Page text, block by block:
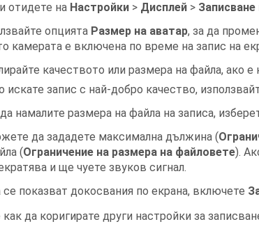
отидете на Настройки> Дисплей> Записване
опцията Размер на аватар, за да
камератае включена по време на запис на
качеството или размера на файла, ако е
искате запис с най-добро качество,
намалите размера на файла на записа,
да зададете максимална дължина (
(Ограничение на размера на файловете).
и ще чуете звуков сигнал.
се показват докосвания по екрана, включете
как да коригирате други настройки за